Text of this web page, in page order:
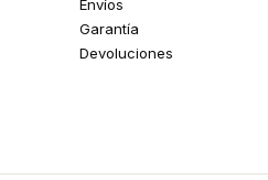
Envíos
Garantía
Devoluciones